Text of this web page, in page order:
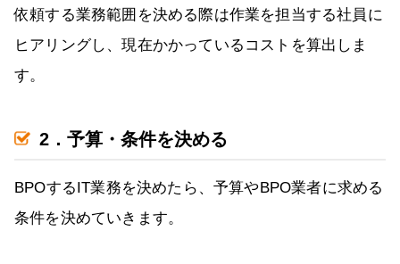
依頼する業務範囲を決める際は作業を担当する社員に
ヒアリングし、現在かかっているコストを算出しま
す。
2．予算・条件を決める
BPOするIT業務を決めたら、予算やBPO業者に求める
条件を決めていきます。